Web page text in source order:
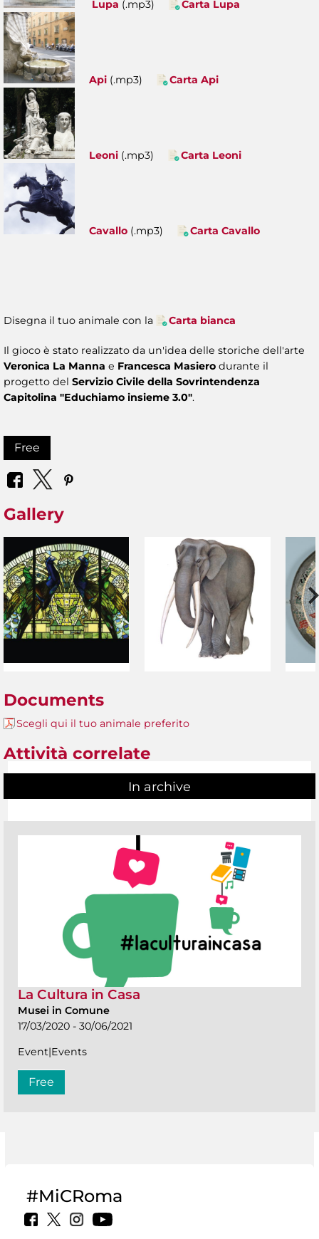
Lupa (.mp3) Carta Lupa
Api (.mp3) Carta Api
Leoni (.mp3) Carta Leoni
Cavallo (.mp3) Carta Cavallo
Disegna il tuo animale con la Carta bianca
Il gioco è stato realizzato da un'idea delle storiche dell'arte
Veronica La Manna e Francesca Masiero durante il
progetto del Servizio Civile della Sovrintendenza
Capitolina "Educhiamo insieme 3.0".
Free
Gallery
Documents
Scegli qui il tuo animale preferito
Attività correlate
In archive
La Cultura in Casa
Musei in Comune
17/03/2020 - 30/06/2021
Event|Events
Free
#MiCRoma